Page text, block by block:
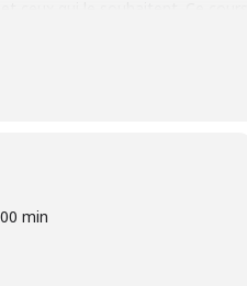
maquillage. Une opération
Branche.
min